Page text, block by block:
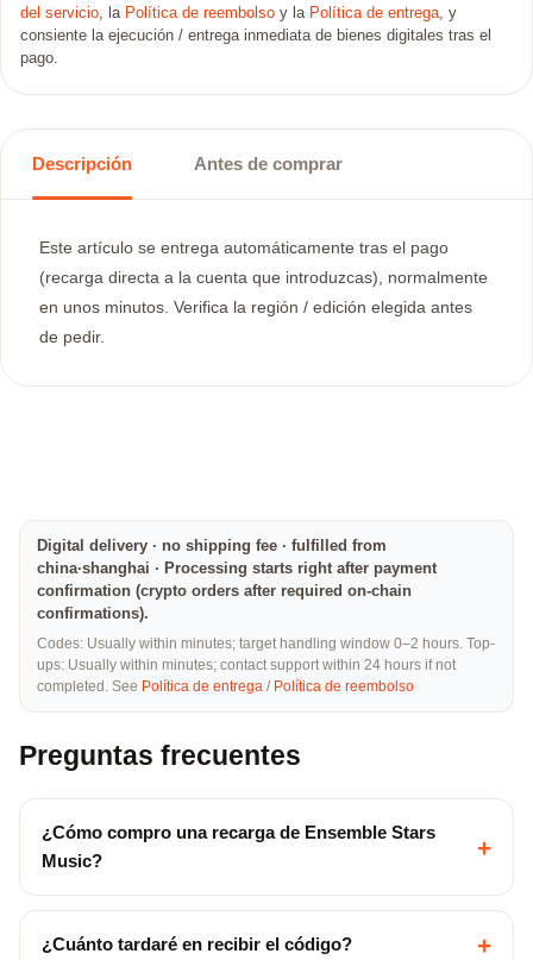
del servicio, la Política de reembolso y la Política de entrega, y
consiente la ejecución / entrega inmediata de bienes digitales tras el
pago.
Descripción Antes de comprar
Este artículo se entrega automáticamente tras el pago
(recarga directa a la cuenta que introduzcas), normalmente
en unos minutos. Verifica la región / edición elegida antes
de pedir.
Digital delivery · no shipping fee · fulfilled from
china·shanghai · Processing starts right after payment
confirmation (crypto orders after required on-chain
confirmations).
Codes: Usually within minutes; target handling window 0–2 hours. Top-
ups: Usually within minutes; contact support within 24 hours if not
completed. See Política de entrega / Política de reembolso
Preguntas frecuentes
¿Cómo compro una recarga de Ensemble Stars
Music?
+
¿Cuánto tardaré en recibir el código? +